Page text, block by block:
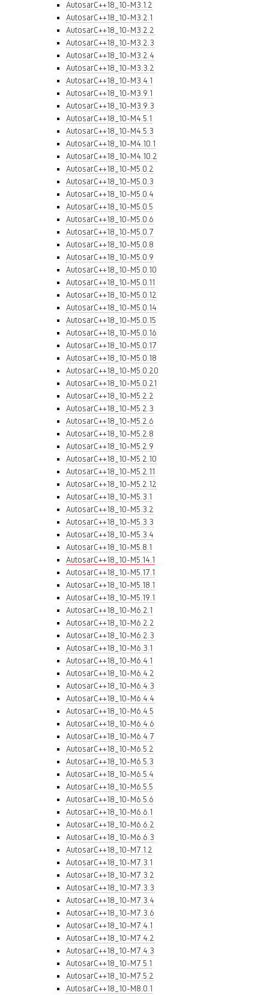
AutosarC++18_10-M3.1.2
AutosarC++18_10-M3.2.1
AutosarC++18_10-M3.2.2
AutosarC++18_10-M3.2.3
AutosarC++18_10-M3.2.4
AutosarC++18_10-M3.3.2
AutosarC++18_10-M3.4.1
AutosarC++18_10-M3.9.1
AutosarC++18_10-M3.9.3
AutosarC++18_10-M4.5.1
AutosarC++18_10-M4.5.3
AutosarC++18_10-M4.10.1
AutosarC++18_10-M4.10.2
AutosarC++18_10-M5.0.2
AutosarC++18_10-M5.0.3
AutosarC++18_10-M5.0.4
AutosarC++18_10-M5.0.5
AutosarC++18_10-M5.0.6
AutosarC++18_10-M5.0.7
AutosarC++18_10-M5.0.8
AutosarC++18_10-M5.0.9
AutosarC++18_10-M5.0.10
AutosarC++18_10-M5.0.11
AutosarC++18_10-M5.0.12
AutosarC++18_10-M5.0.14
AutosarC++18_10-M5.0.15
AutosarC++18_10-M5.0.16
AutosarC++18_10-M5.0.17
AutosarC++18_10-M5.0.18
AutosarC++18_10-M5.0.20
AutosarC++18_10-M5.0.21
AutosarC++18_10-M5.2.2
AutosarC++18_10-M5.2.3
AutosarC++18_10-M5.2.6
AutosarC++18_10-M5.2.8
AutosarC++18_10-M5.2.9
AutosarC++18_10-M5.2.10
AutosarC++18_10-M5.2.11
AutosarC++18_10-M5.2.12
AutosarC++18_10-M5.3.1
AutosarC++18_10-M5.3.2
AutosarC++18_10-M5.3.3
AutosarC++18_10-M5.3.4
AutosarC++18_10-M5.8.1
AutosarC++18_10-M5.14.1
AutosarC++18_10-M5.17.1
AutosarC++18_10-M5.18.1
AutosarC++18_10-M5.19.1
AutosarC++18_10-M6.2.1
AutosarC++18_10-M6.2.2
AutosarC++18_10-M6.2.3
AutosarC++18_10-M6.3.1
AutosarC++18_10-M6.4.1
AutosarC++18_10-M6.4.2
AutosarC++18_10-M6.4.3
AutosarC++18_10-M6.4.4
AutosarC++18_10-M6.4.5
AutosarC++18_10-M6.4.6
AutosarC++18_10-M6.4.7
AutosarC++18_10-M6.5.2
AutosarC++18_10-M6.5.3
AutosarC++18_10-M6.5.4
AutosarC++18_10-M6.5.5
AutosarC++18_10-M6.5.6
AutosarC++18_10-M6.6.1
AutosarC++18_10-M6.6.2
AutosarC++18_10-M6.6.3
AutosarC++18_10-M7.1.2
AutosarC++18_10-M7.3.1
AutosarC++18_10-M7.3.2
AutosarC++18_10-M7.3.3
AutosarC++18_10-M7.3.4
AutosarC++18_10-M7.3.6
AutosarC++18_10-M7.4.1
AutosarC++18_10-M7.4.2
AutosarC++18_10-M7.4.3
AutosarC++18_10-M7.5.1
AutosarC++18_10-M7.5.2
AutosarC++18_10-M8.0.1